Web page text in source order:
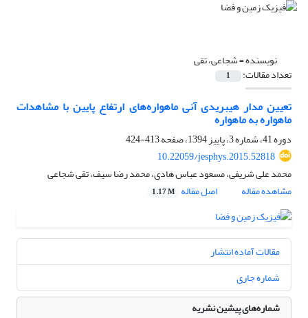
نویسنده =شجاعی، تقی
تعداد مقالات: 1
تعیین مدار هیبریدی آنی ماهواره‌های ارتفاع پایین با مشاهدات
ماهواره به ماهواره
دوره 41، شماره 3، پاییز 1394، صفحه
413-424
10.22059/jesphys.2015.52818
محمد علی شریفی، مسعود عباس هادی، محمد رضا سیف، تقی شجاعی
مشاهده مقاله
اصل مقاله 1.17 M
مقالات آماده انتشار
شماره جاری
شماره‌های پیشین نشریه